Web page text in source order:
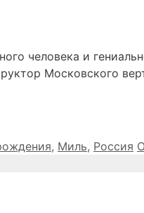
человека и
Московского
, Миль, Россия